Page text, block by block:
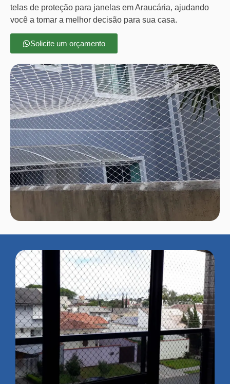
telas de proteção para janelas em Araucária, ajudando
você a tomar a melhor decisão para sua casa.
Solicite um orçamento